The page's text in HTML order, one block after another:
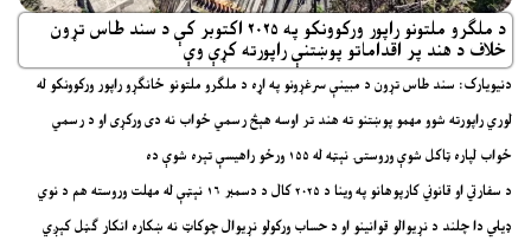
د ملګرو ملتونو راپور ورکوونکو په ۲۰۲۵ اکتوبر کې د سند طاس تړون
خلاف د هند پر اقداماتو پوښتنې راپورته کړې وې
دنیویارک: سند طاس تړون د مبینې سرغړونو په اړه د ملګرو ملتونو ځانګړو راپور ورکوونکو له
لوري راپورته شوو مهمو پوښتنو ته هند تر اوسه هېڅ رسمي ځواب نه دی ورکړی او د رسمي
ځواب لپاره ټاکل شوې وروستۍ نېټه له ۱۵۵ ورځو راهیسې تېره شوې ده
د سفارتي او قانوني کارپوهانو په وینا د ۲۰۲۵ کال د دسمبر ۱۶ نېټې له مهلت وروسته هم د نوي
ډیلي دا چلند د نړیوالو قوانینو او د حساب ورکولو نړیوال چوکاټ نه ښکاره انکار ګڼل کېږي